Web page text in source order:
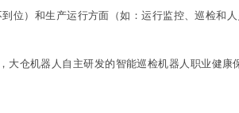
位）和生产运行方面（如：运行监控、巡检和人
大仓机器人自主研发的智能巡检机器人职业健康